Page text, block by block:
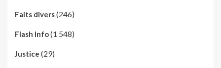
Faits divers(246)
Flash Info(1 548)
Justice (29)